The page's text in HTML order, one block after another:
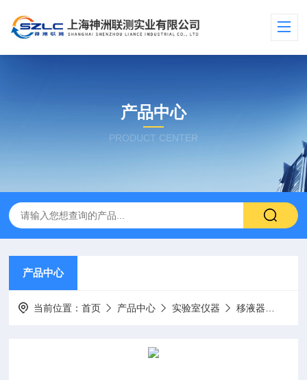
产品中心
PRODUCT CENTER
产品中心
当前位置：首页 产品中心 实验室仪器 移液器